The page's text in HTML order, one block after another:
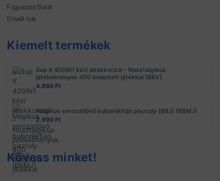
Fogyasztó Barát
Emailt írok
Kiemelt termékek
Sup X 400IN1 kézi játékkonzol – Nosztalgikus
játékélmények 400 beépített játékkal (BBV)
4.890 Ft
Mágikus sorozatlövő buborékfújó pisztoly (BBJ) (BBMJ)
2.990 Ft
Kövess minket!